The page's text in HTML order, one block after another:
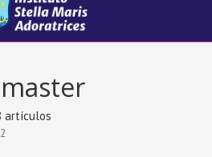
artículos